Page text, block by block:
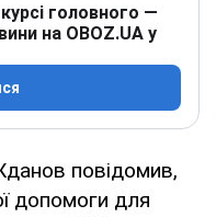
головного —
на OBOZ.UA у
повідомив,
допомоги для